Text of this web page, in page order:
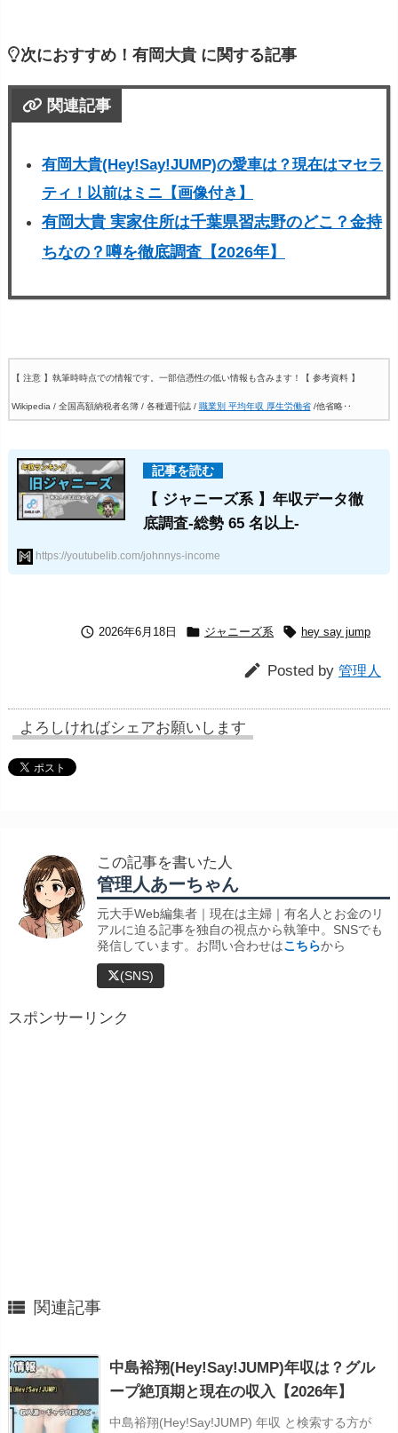
次におすすめ！有岡大貴 に関する記事
関連記事
有岡大貴(Hey!Say!JUMP)の愛車は？現在はマセラ
ティ！以前はミニ【画像付き】
有岡大貴 実家住所は千葉県習志野のどこ？金持
ちなの？噂を徹底調査【2026年】
【 注意 】執筆時時点での情報です。一部信憑性の低い情報も含みます！ 【 参考資料 】
Wikipedia / 全国高額納税者名簿 / 各種週刊誌 / 職業別 平均年収 厚生労働省/他省略‥
【 ジャニーズ系 】年収データ徹
底調査-総勢 65 名以上-
https://youtubelib.com/johnnys-income
 2026年6月18日  ジャニーズ系  hey say jump
 Posted by 管理人
よろしければシェアお願いします
この記事を書いた人
管理人あーちゃん
元大手Web編集者｜現在は主婦｜有名人とお金のリ
アルに迫る記事を独自の視点から執筆中。SNSでも
発信しています。お問い合わせはこちらから
(SNS)
スポンサーリンク
 関連記事
中島裕翔(Hey!Say!JUMP)年収は？グル
ープ絶頂期と現在の収入【2026年】
中島裕翔(Hey!Say!JUMP) 年収 と検索する方が